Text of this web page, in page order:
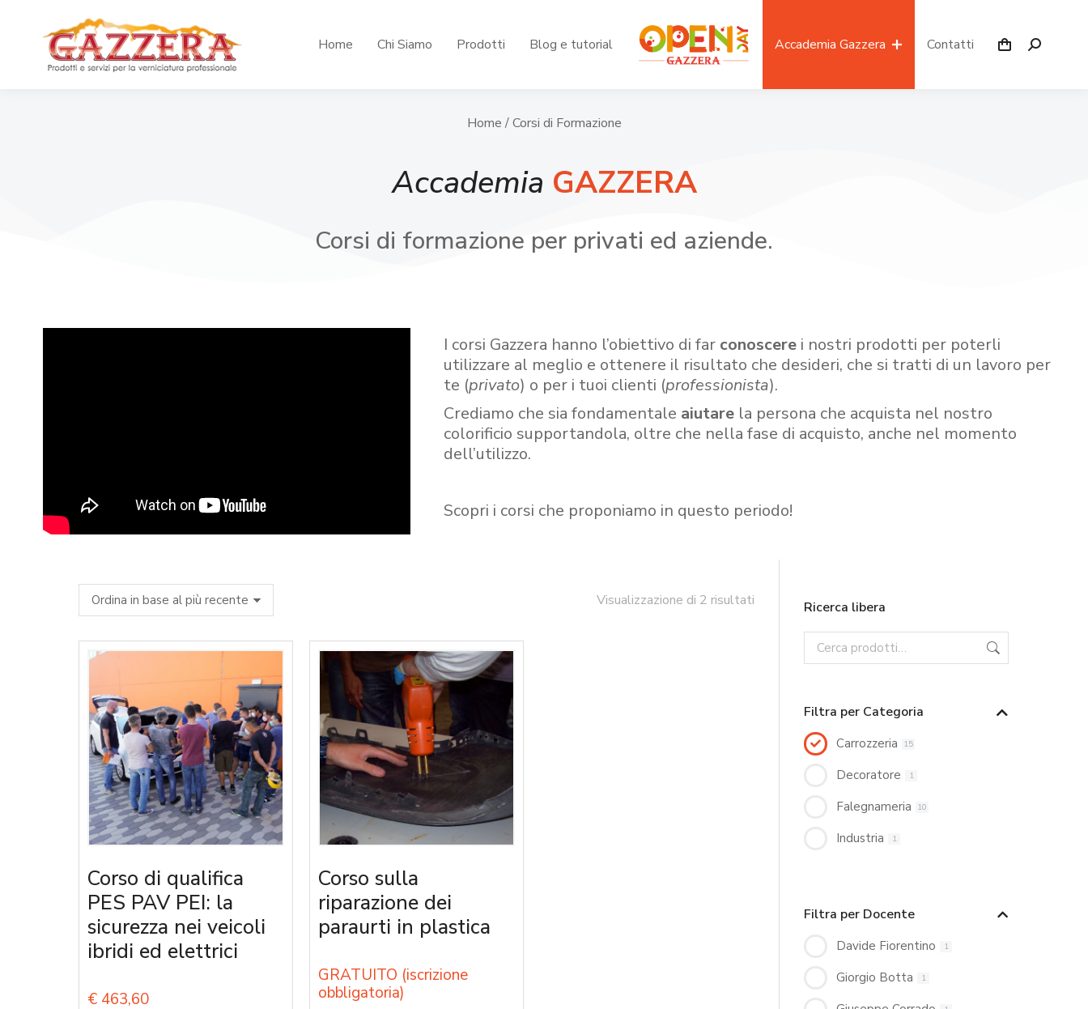
Home Chi Siamo Prodotti Blog e tutorial Accademia Gazzera Contatti
Home / Corsi di Formazione
Accademia GAZZERA
Corsi di formazione per privati ed aziende.
I corsi Gazzera hanno l’obiettivo di far conoscerei nostri prodotti per poterli
utilizzare al meglio e ottenere il risultato che desideri, che si tratti di un lavoro per
te (privato) o per i tuoi clienti (professionista).
Crediamo che sia fondamentale aiutare la persona che acquista nel nostro
colorificio supportandola, oltre che nella fase di acquisto, anche nel momento
dell’utilizzo.
Scopri i corsi che proponiamo in questo periodo!
Visualizzazione di 2 risultati
Corso di qualifica
PES PAV PEI: la
sicurezza nei veicoli
ibridi ed elettrici
€ 463,60
Corso sulla
riparazione dei
paraurti in plastica
GRATUITO (iscrizione
obbligatoria)
Ricerca libera
Filtra per Categoria
Carrozzeria 15
Decoratore 1
Falegnameria 10
Industria 1
Filtra per Docente
Davide Fiorentino 1
Giorgio Botta 1